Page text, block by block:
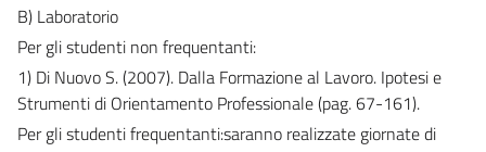
B) Laboratorio
Per gli studenti non frequentanti:
1) Di Nuovo S. (2007). Dalla Formazione al Lavoro. Ipotesi e
Strumenti di Orientamento Professionale (pag. 67-161).
Per gli studenti frequentanti:saranno realizzate giornate di